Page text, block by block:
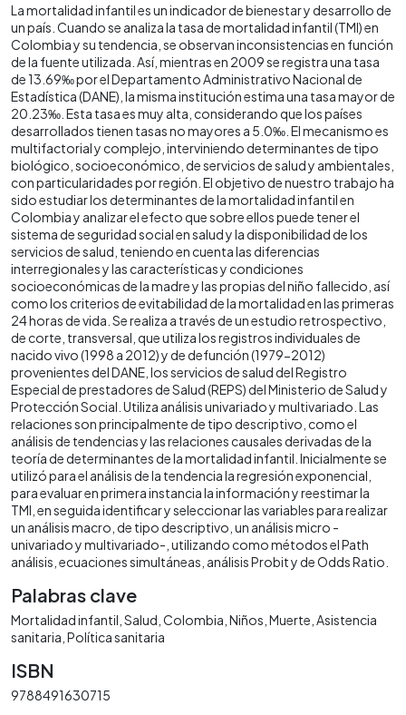
La mortalidad infantil es un indicador de bienestar y desarrollo de
un país. Cuando se analiza la tasa de mortalidad infantil (TMI) en
Colombia y su tendencia, se observan inconsistencias en función
de la fuente utilizada. Así, mientras en 2009 se registra una tasa
de 13.69‰ por el Departamento Administrativo Nacional de
Estadística (DANE), la misma institución estima una tasa mayor de
20.23‰. Esta tasa es muy alta, considerando que los países
desarrollados tienen tasas no mayores a 5.0‰. El mecanismo es
multifactorial y complejo, interviniendo determinantes de tipo
biológico, socioeconómico, de servicios de salud y ambientales,
con particularidades por región. El objetivo de nuestro trabajo ha
sido estudiar los determinantes de la mortalidad infantil en
Colombia y analizar el efecto que sobre ellos puede tener el
sistema de seguridad social en salud y la disponibilidad de los
servicios de salud, teniendo en cuenta las diferencias
interregionales y las características y condiciones
socioeconómicas de la madre y las propias del niño fallecido, así
como los criterios de evitabilidad de la mortalidad en las primeras
24 horas de vida. Se realiza a través de un estudio retrospectivo,
de corte, transversal, que utiliza los registros individuales de
nacido vivo (1998 a 2012) y de defunción (1979-2012)
provenientes del DANE, los servicios de salud del Registro
Especial de prestadores de Salud (REPS) del Ministerio de Salud y
Protección Social. Utiliza análisis univariado y multivariado. Las
relaciones son principalmente de tipo descriptivo, como el
análisis de tendencias y las relaciones causales derivadas de la
teoría de determinantes de la mortalidad infantil. Inicialmente se
utilizó para el análisis de la tendencia la regresión exponencial,
para evaluar en primera instancia la información y reestimar la
TMI, en seguida identificar y seleccionar las variables para realizar
un análisis macro, de tipo descriptivo, un análisis micro -
univariado y multivariado-, utilizando como métodos el Path
análisis, ecuaciones simultáneas, análisis Probit y de Odds Ratio.
Palabras clave
Mortalidad infantil Salud Colombia Niños Muerte Asistencia
sanitaria Política sanitaria
ISBN
9788491630715